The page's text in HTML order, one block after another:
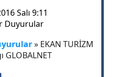
Salı 9:11
Duyurular
» EKAN TURİZM
GLOBALNET